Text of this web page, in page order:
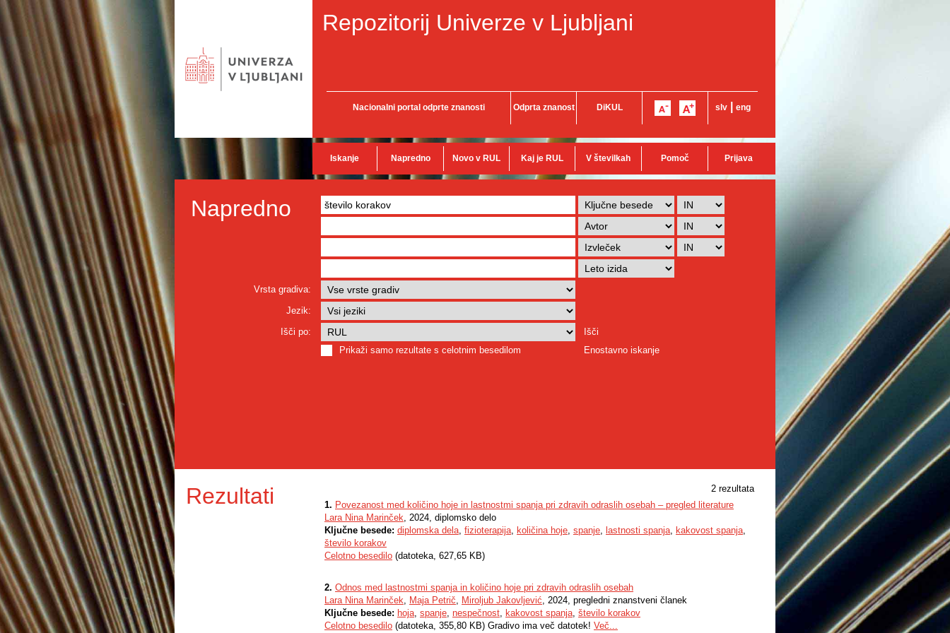
Repozitorij Univerze v Ljubljani
Nacionalni portal odprte znanosti Odprta znanost DiKUL slv eng
Iskanje Napredno Novo v RUL Kaj je RUL V številkah Pomoč Prijava
Napredno
Vrsta gradiva:
Jezik:
Išči po:
Išči
Prikaži samo rezultate s celotnim besedilom
Enostavno iskanje
Rezultati
2 rezultata
1. Povezanost med količino hoje in lastnostmi spanja pri zdravih odraslih osebah – pregled literature
Lara Nina Marinček, 2024, diplomsko delo
Ključne besede: diplomska dela, fizioterapija, količina hoje, spanje, lastnosti spanja, kakovost spanja,
število korakov
Celotno besedilo (datoteka, 627,65 KB)
2. Odnos med lastnostmi spanja in količino hoje pri zdravih odraslih osebah
Lara Nina Marinček, Maja Petrič, Miroljub Jakovljević, 2024, pregledni znanstveni članek
Ključne besede: hoja, spanje, nespečnost, kakovost spanja, število korakov
Celotno besedilo (datoteka, 355,80 KB) Gradivo ima več datotek! Več...